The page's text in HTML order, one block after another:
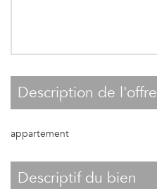
description de l'offre
appartement
descriptif du bien